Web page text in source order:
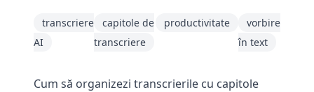
transcriere
AI
capitole de
transcriere
productivitate
vorbire
în text
Cum să organizezi transcrierile cu capitole